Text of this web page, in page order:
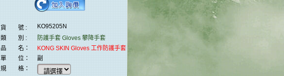
貨 號 :
KO95205N
類 別 :
防護手套 Gloves 攀降手套
品 名：
KONG SKIN Gloves 工作防護手套
單 位：
副
規 格：